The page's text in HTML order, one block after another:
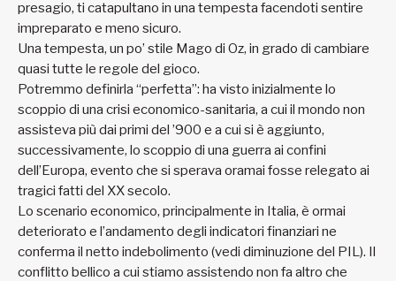
presagio, ti catapultano in una tempesta facendoti sentire
impreparato e meno sicuro.
Una tempesta, un po’ stile Mago di Oz, in grado di cambiare
quasi tutte le regole del gioco.
Potremmo definirla “perfetta”: ha visto inizialmente lo
scoppio di una crisi economico-sanitaria, a cui il mondo non
assisteva più dai primi del ’900 e a cui si è aggiunto,
successivamente, lo scoppio di una guerra ai confini
dell’Europa, evento che si sperava oramai fosse relegato ai
tragici fatti del XX secolo.
Lo scenario economico, principalmente in Italia, è ormai
deteriorato e l’andamento degli indicatori finanziari ne
conferma il netto indebolimento (vedi diminuzione del PIL). Il
conflitto bellico a cui stiamo assistendo non fa altro che